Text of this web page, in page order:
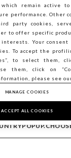
© Ovs S.p.A. -
localização?
CONFIRMAR
which remain active
performance. Other
party cookies,
to offer specific
Your consent
To accept the
to select them,
them, click on
please see
MANAGE COOKIES
ACCEPT ALL COOKIES